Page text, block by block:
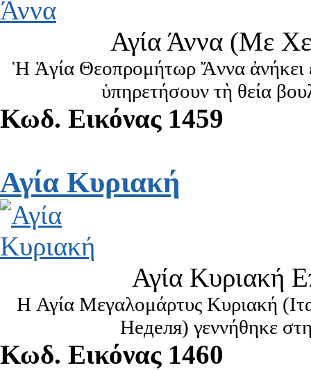
Αγία Άννα (Με
Ἡ Ἁγία Θεοπρομήτωρ Ἄννα ἀνήκει
ὑπηρετήσουν τὴ θεία
Κωδ. Εικόνας 1459
Αγία Κυριακή
Αγία Κυριακή
H Αγία Μεγαλομάρτυς Κυριακή (
Неделя) γεννήθηκε
Κωδ. Εικόνας 1460